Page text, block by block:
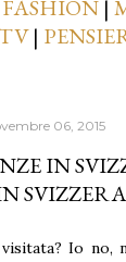
FASHION |
|
06, 2015
IN
Io no,